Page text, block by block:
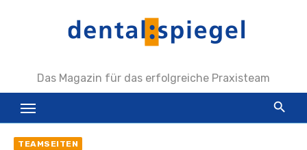
Das Magazin für das erfolgreiche Praxisteam
TEAMSEITEN